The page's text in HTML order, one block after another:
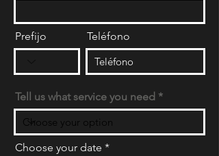
Prefijo Teléfono
Tell us what service you need
Choose your date *r